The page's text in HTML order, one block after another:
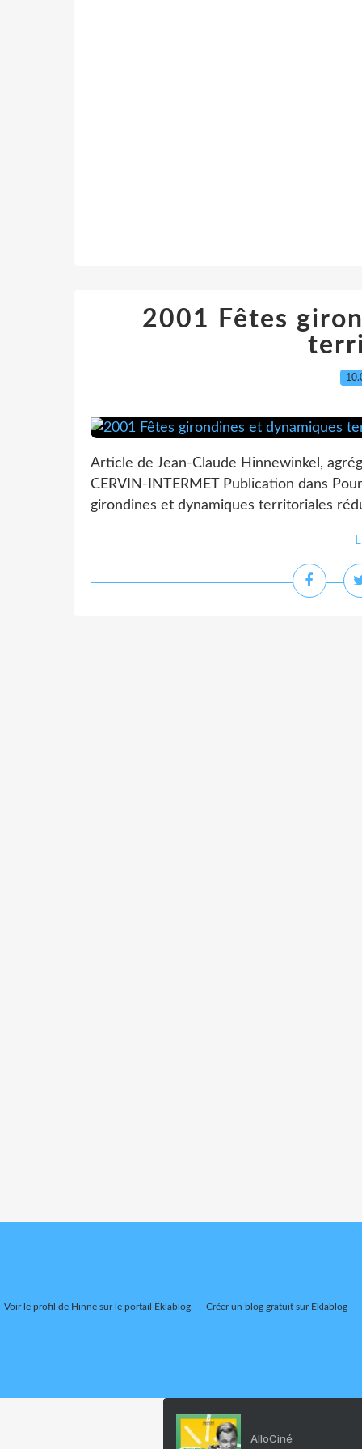
2001 Fêtes
Article de Jean-Claude Hinnewinkel,
CERVIN-INTERMET Publication dans
girondines et dynamiques territoriales
Voir le profil de Hinne sur le portail Eklablog Créer un blog gratuit sur Eklablog
AlloCiné